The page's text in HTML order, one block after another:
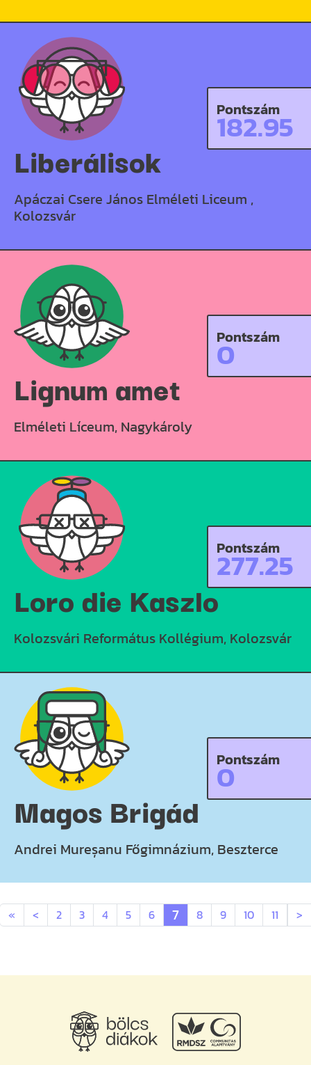
Liberálisok
Apáczai Csere János Elméleti Liceum ,
Kolozsvár
Pontszám
182.95
Lignum amet
Elméleti Líceum, Nagykároly
Pontszám
0
Loro die Kaszlo
Kolozsvári Református Kollégium, Kolozsvár
Pontszám
277.25
Magos Brigád
Andrei Mureșanu Főgimnázium, Beszterce
Pontszám
0
« < 2 3 4 5 6 7 8 9 10 11 >